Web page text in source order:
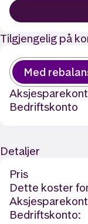
Tilgjengelig på
Med
Bedriftskonto
Detaljer
Pris
Dette koster
Bedriftskonto: